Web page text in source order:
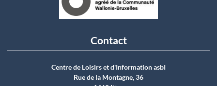
Contact
Centre de Loisirs et d'Information asbI
Rue de la Montagne, 36